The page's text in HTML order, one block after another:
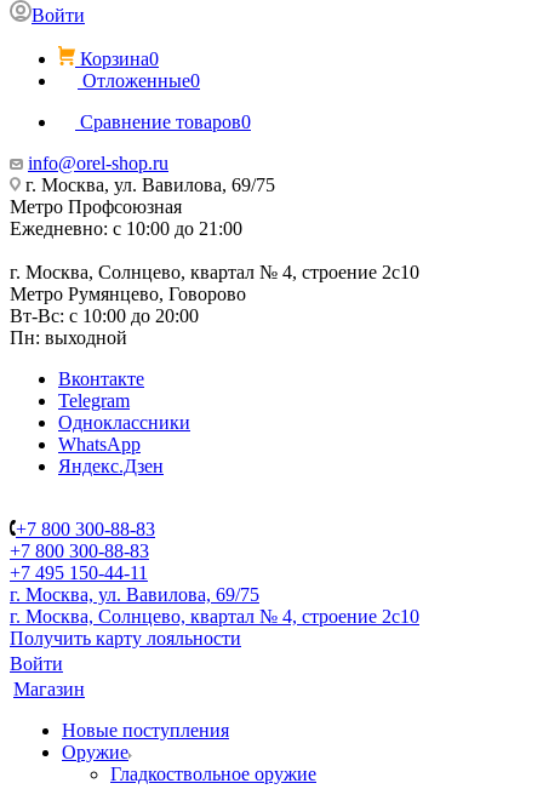
Войти
Корзина0
Отложенные0
Сравнение товаров0
info@orel-shop.ru
г. Москва, ул. Вавилова, 69/75
Метро Профсоюзная
Ежедневно: с 10:00 до 21:00
г. Москва, Солнцево, квартал № 4, строение 2с10
Метро Румянцево, Говорово
Вт-Вс: с 10:00 до 20:00
Пн: выходной
Вконтакте
Telegram
Одноклассники
WhatsApp
Яндекс.Дзен
+7 800 300-88-83
+7 800 300-88-83
+7 495 150-44-11
г. Москва, ул. Вавилова, 69/75
г. Москва, Солнцево, квартал № 4, строение 2с10
Получить карту лояльности
Войти
Магазин
Новые поступления
Оружие
Гладкоствольное оружие